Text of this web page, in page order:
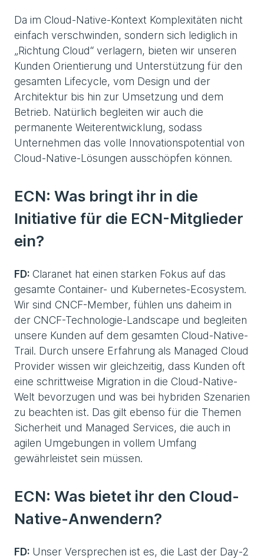
Da im Cloud-Native-Kontext Komplexitäten nicht
einfach verschwinden, sondern sich lediglich in
„Richtung Cloud“ verlagern, bieten wir unseren
Kunden Orientierung und Unterstützung für den
gesamten Lifecycle, vom Design und der
Architektur bis hin zur Umsetzung und dem
Betrieb. Natürlich begleiten wir auch die
permanente Weiterentwicklung, sodass
Unternehmen das volle Innovationspotential von
Cloud-Native-Lösungen ausschöpfen können.
ECN: Was bringt ihr in die
Initiative für die ECN-Mitglieder
ein?
FD: Claranet hat einen starken Fokus auf das
gesamte Container- und Kubernetes-Ecosystem.
Wir sind CNCF-Member, fühlen uns daheim in
der CNCF-Technologie-Landscape und begleiten
unsere Kunden auf dem gesamten Cloud-Native-
Trail. Durch unsere Erfahrung als Managed Cloud
Provider wissen wir gleichzeitig, dass Kunden oft
eine schrittweise Migration in die Cloud-Native-
Welt bevorzugen und was bei hybriden Szenarien
zu beachten ist. Das gilt ebenso für die Themen
Sicherheit und Managed Services, die auch in
agilen Umgebungen in vollem Umfang
gewährleistet sein müssen.
ECN: Was bietet ihr den Cloud-
Native-Anwendern?
FD: Unser Versprechen ist es, die Last der Day-2